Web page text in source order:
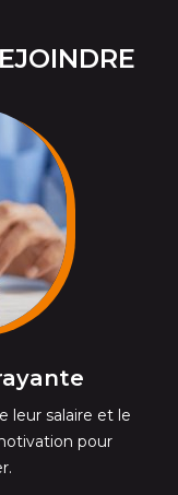
leur salaire et le
pour